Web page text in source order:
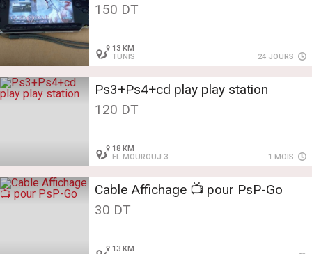
150 DT
13 KM
TUNIS
24 JOURS
Ps3+Ps4+cd play play station
120 DT
18 KM
EL MOUROUJ 3
1 MOIS
Cable Affichage 📺 pour PsP-Go
30 DT
13 KM